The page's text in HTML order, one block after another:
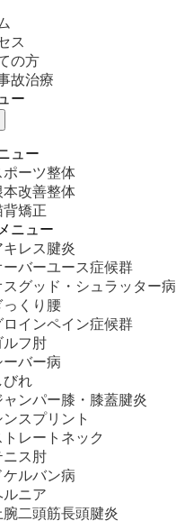
ュー
ポーツ整体
本改善整体
背矯正
ニュー
キレス腱炎
ーバーユース症候群
スグッド・シュラッター病
っくり腰
ロインペイン症候群
ルフ肘
ーバー病
びれ
ャンパー膝・膝蓋腱炎
ンスプリント
トレートネック
ニス肘
ケルバン病
ルニア
腕二頭筋長頭腱炎